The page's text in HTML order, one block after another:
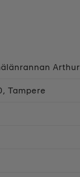
Arthur
Tampere